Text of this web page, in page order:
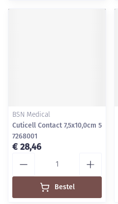
BSN Medical
Cuticell Contact 7,5x10,0cm 5
7268001
€ 28,46
Bestel